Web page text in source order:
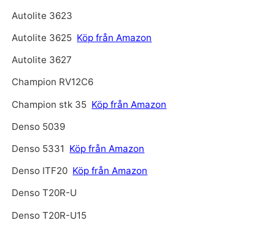
Autolite 3623
Autolite 3625 Köp från Amazon
Autolite 3627
Champion RV12C6
Champion stk 35 Köp från Amazon
Denso 5039
Denso 5331 Köp från Amazon
Denso ITF20 Köp från Amazon
Denso T20R-U
Denso T20R-U15